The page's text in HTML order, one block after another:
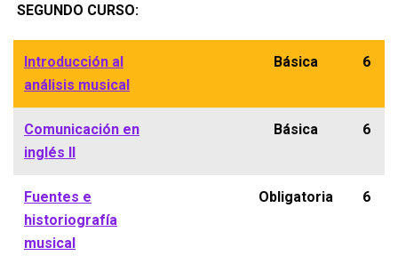
SEGUNDO CURSO:
Introducción al
análisis musical
Básica 6
Comunicación en
inglés II
Básica 6
Fuentes e
historiografía
musical
Obligatoria 6